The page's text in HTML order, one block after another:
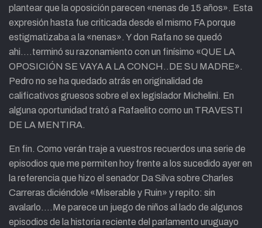
plantear que la oposición parecen «nenas de 15 años». Esta
expresión hasta fue criticada desde el mismo FA porque
estigmatizaba a la «nenas». Y don Rafa no se quedó
ahi….terminó su razonamiento con un finísimo «QUE LA
OPOSICIÓN SE VAYA A LA CONCH..DE SU MADRE».
Pedro no se ha quedado atrás en originalidad de
calificativos gruesos sobre el ex legislador Michelini. En
alguna oportunidad trató a Rafaelito como un TRAVESTI
DE LA MENTIRA.
En fin. Como verán traje a vuestros recuerdos una serie de
episodios que me permiten hoy frente a los sucedido ayer en
la referencia que hizo el senador Da Silva sobre Charles
Carreras diciéndole «Miserable y Ruin» y repito: sin
avalarlo….Me parece un juego de niños al lado de algunos
episodios de la historia reciente del parlamento uruguayo